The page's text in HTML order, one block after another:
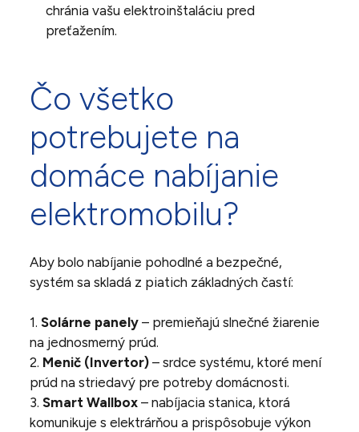
chránia vašu elektroinštaláciu pred
preťažením.
Čo všetko
potrebujete na
domáce nabíjanie
elektromobilu?
Aby bolo nabíjanie pohodlné a bezpečné,
systém sa skladá z piatich základných častí:
1.Solárne panely – premieňajú slnečné žiarenie
na jednosmerný prúd.
2. Menič (Invertor) – srdce systému, ktoré mení
prúd na striedavý pre potreby domácnosti.
3.Smart Wallbox – nabíjacia stanica, ktorá
komunikuje s elektrárňou a prispôsobuje výkon